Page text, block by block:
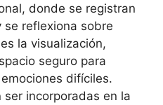
donde se registran
se reflexiona sobre
la visualización,
seguro para
difíciles.
incorporadas en la